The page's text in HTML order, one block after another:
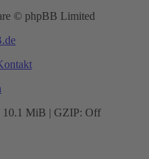
© phpBB Limited
10.1 MiB | GZIP: Off